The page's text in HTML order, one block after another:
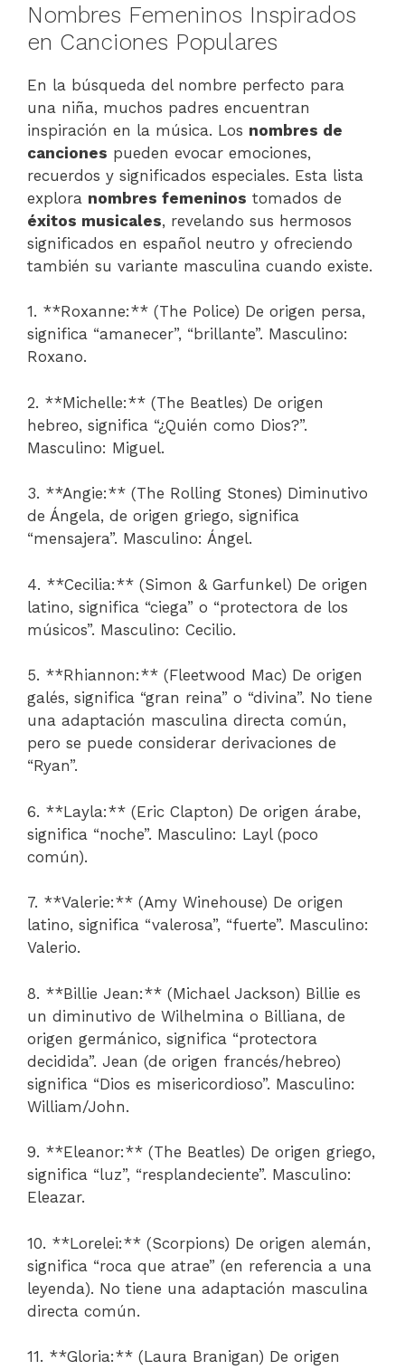
Nombres Femeninos Inspirados
en Canciones Populares
En la búsqueda del nombre perfecto para
una niña, muchos padres encuentran
inspiración en la música. Los nombres de
canciones pueden evocar emociones,
recuerdos y significados especiales. Esta lista
explora nombres femeninos tomados de
éxitos musicales, revelando sus hermosos
significados en español neutro y ofreciendo
también su variante masculina cuando existe.
1. **Roxanne:** (The Police) De origen persa,
significa “amanecer”, “brillante”. Masculino:
Roxano.
2. **Michelle:** (The Beatles) De origen
hebreo, significa “¿Quién como Dios?”.
Masculino: Miguel.
3. **Angie:** (The Rolling Stones) Diminutivo
de Ángela, de origen griego, significa
“mensajera”. Masculino: Ángel.
4. **Cecilia:** (Simon & Garfunkel) De origen
latino, significa “ciega” o “protectora de los
músicos”. Masculino: Cecilio.
5. **Rhiannon:** (Fleetwood Mac) De origen
galés, significa “gran reina” o “divina”. No tiene
una adaptación masculina directa común,
pero se puede considerar derivaciones de
“Ryan”.
6. **Layla:** (Eric Clapton) De origen árabe,
significa “noche”. Masculino: Layl (poco
común).
7. **Valerie:** (Amy Winehouse) De origen
latino, significa “valerosa”, “fuerte”. Masculino:
Valerio.
8. **Billie Jean:** (Michael Jackson) Billie es
un diminutivo de Wilhelmina o Billiana, de
origen germánico, significa “protectora
decidida”. Jean (de origen francés/hebreo)
significa “Dios es misericordioso”. Masculino:
William/John.
9. **Eleanor:** (The Beatles) De origen griego,
significa “luz”, “resplandeciente”. Masculino:
Eleazar.
10. **Lorelei:** (Scorpions) De origen alemán,
significa “roca que atrae” (en referencia a una
leyenda). No tiene una adaptación masculina
directa común.
11. **Gloria:** (Laura Branigan) De origen